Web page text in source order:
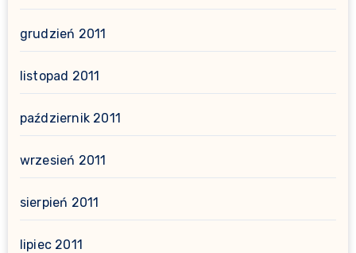
grudzień 2011
listopad 2011
październik 2011
wrzesień 2011
sierpień 2011
lipiec 2011